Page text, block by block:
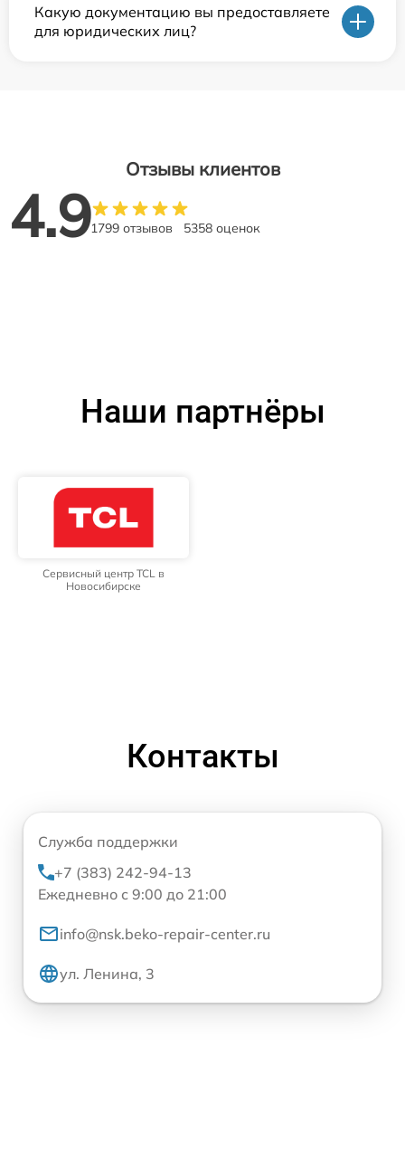
Какую документацию вы предоставляете
для юридических лиц?
Отзывы клиентов
4.91799 отзывов 5358 оценок
Наши партнёры
Сервисный центр TCL в
Новосибирске
Контакты
Служба поддержки
+7 (383) 242-94-13
Ежедневно с 9:00 до 21:00
info@nsk.beko-repair-center.ru
ул. Ленина, 3